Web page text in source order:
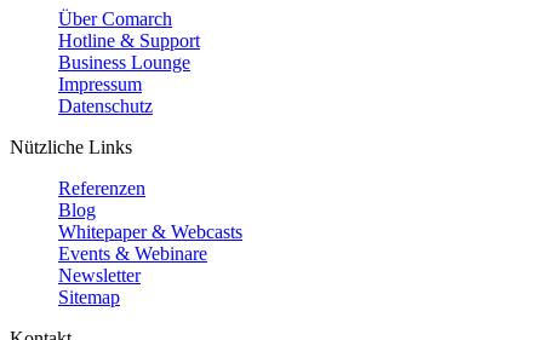
Über Comarch
Hotline & Support
Business Lounge
Impressum
Datenschutz
Nützliche Links
Referenzen
Blog
Whitepaper & Webcasts
Events & Webinare
Newsletter
Sitemap